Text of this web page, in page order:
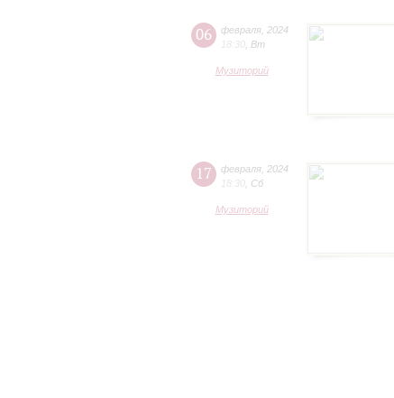
06 февраля 2024
18:30 Вт
Музиторий
17 февраля 2024
18:30 Сб
Музиторий